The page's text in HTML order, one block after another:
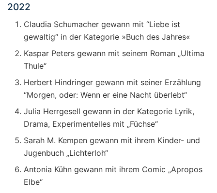
2022
Claudia Schumacher gewann mit “Liebe ist
gewaltig“ in der Kategorie »Buch des Jahres«
Kaspar Peters gewann mit seinem Roman „Ultima
Thule“
Herbert Hindringer gewann mit seiner Erzählung
“Morgen, oder: Wenn er eine Nacht überlebt“
Julia Herrgesell gewann in der Kategorie Lyrik,
Drama, Experimentelles mit „Füchse“
Sarah M. Kempen gewann mit ihrem Kinder- und
Jugenbuch „Lichterloh“
Antonia Kühn gewann mit ihrem Comic „Apropos
Elbe“